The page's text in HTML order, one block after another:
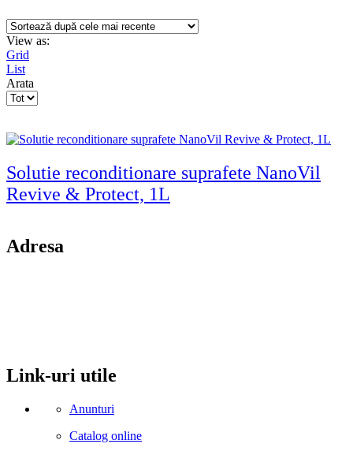
View as:
Grid
List
Arata
Products
Solutie reconditionare suprafete NanoVil
Revive & Protect, 1L
Adresa
Link-uri utile
Anunturi
Catalog online